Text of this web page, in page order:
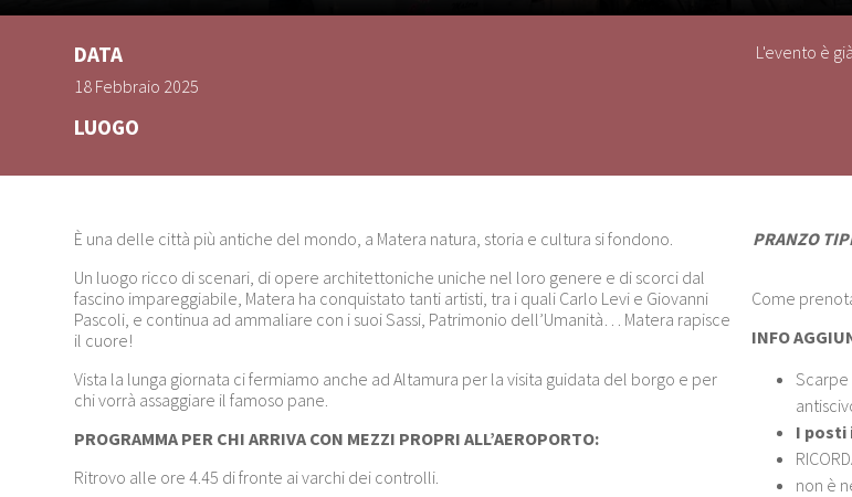
DATA
18 Febbraio 2025
LUOGO
L'evento è
È una delle città più antiche del mondo, a Matera natura, storia e cultura si fondono.
Un luogo ricco di scenari, di opere architettoniche uniche nel loro genere e di scorci dal
fascino impareggiabile, Matera ha conquistato tanti artisti, tra i quali Carlo Levi e Giovanni
Pascoli, e continua ad ammaliare con i suoi Sassi, Patrimonio dell’Umanità… Matera rapisce
il cuore!
Vista la lunga giornata ci fermiamo anche ad Altamura per la visita guidata del borgo e per
chi vorrà assaggiare il famoso pane.
PROGRAMMA PER CHI ARRIVA CON MEZZI PROPRI ALL’AEROPORTO:
Ritrovo alle ore 4.45 di fronte ai varchi dei controlli.
PRANZO
Come
INFO
I posti
non è